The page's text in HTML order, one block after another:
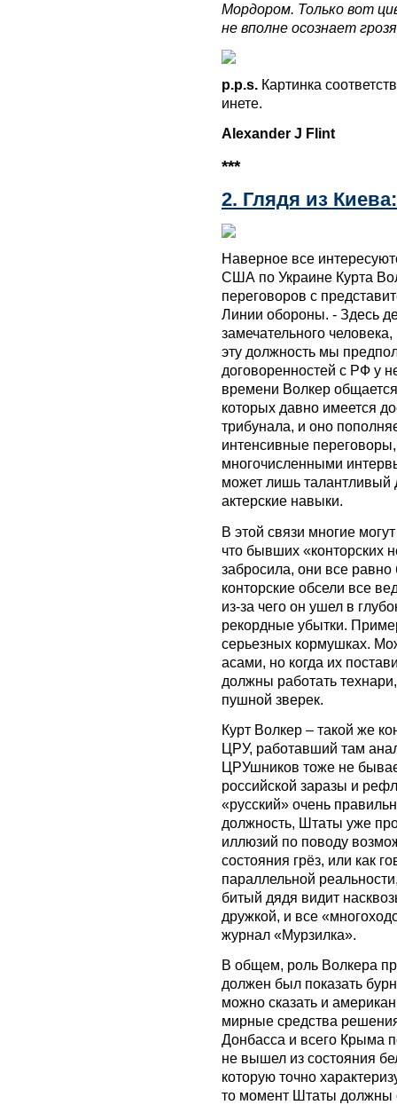
Мордором. Только вот
не вполне осознает
p.p.s. Картинка
инете.
Alexander J Flint
***
2. Глядя из
Наверное все
США по Украине Курта
переговоров с
Линии обороны. - Здесь
замечательного
эту должность мы
договоренностей с РФ у
времени Волкер
которых давно имеется
трибунала, и оно
интенсивные
многочисленными
может лишь
актерские навыки.
В этой связи многие
что бывших «конторских
забросила, они все
конторские обсели все
из-за чего он ушел в
рекордные убытки.
серьезных кормушках.
асами, но когда их
должны работать
пушной зверек.
Курт Волкер – такой же
ЦРУ, работавший там
ЦРУшников тоже не
российской заразы и
«русский» очень
должность, Штаты уже
иллюзий по поводу
состояния грёз, или как
параллельной
битый дядя видит
дружкой, и все
журнал «Мурзилка».
В общем, роль Волкера
должен был показать
можно сказать и
мирные средства
Донбасса и всего Крыма
не вышел из состояния
которую точно
то момент Штаты должны